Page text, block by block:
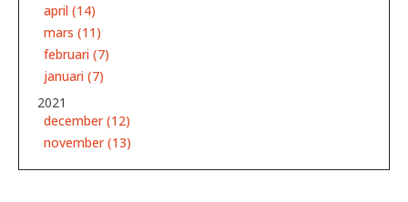
april (14)
mars (11)
februari (7)
januari (7)
2021
december (12)
november (13)